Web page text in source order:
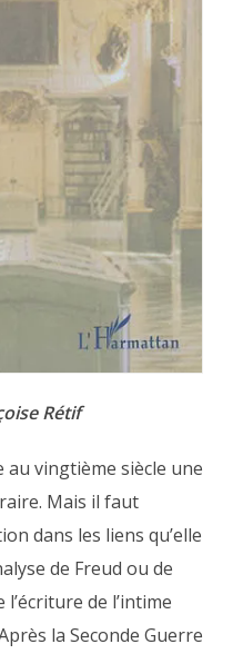
Rétif
au vingtième siècle une
Mais il faut
dans les liens qu’elle
de Freud ou de
l’écriture de l’intime
la Seconde Guerre